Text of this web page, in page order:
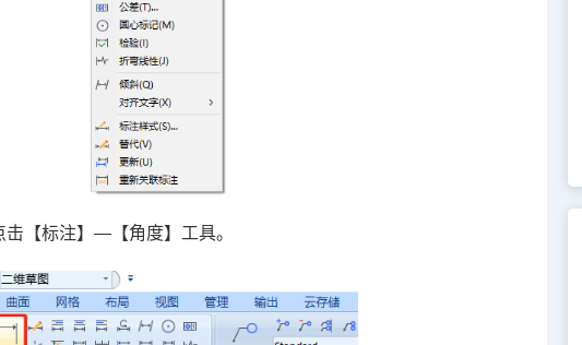
击【标注】—【角度】工具。